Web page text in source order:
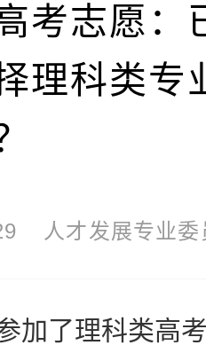
考志愿：
理科类专
人才发展专业
了理科类高考